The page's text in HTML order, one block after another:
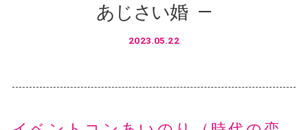
あじさい婚
2023.05.22